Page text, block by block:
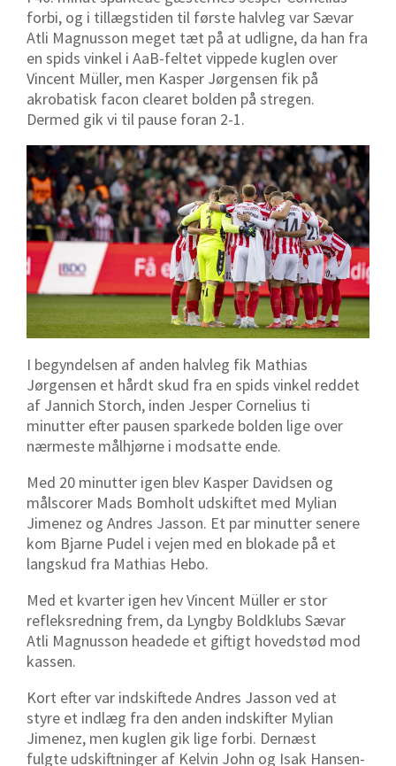
forbi, og i tillægstiden til første halvleg var Sævar
Atli Magnusson meget tæt på at udligne, da han fra
en spids vinkel i AaB-feltet vippede kuglen over
Vincent Müller, men Kasper Jørgensen fik på
akrobatisk facon clearet bolden på stregen.
Dermed gik vi til pause foran 2-1.
I begyndelsen af anden halvleg fik Mathias
Jørgensen et hårdt skud fra en spids vinkel reddet
af Jannich Storch, inden Jesper Cornelius ti
minutter efter pausen sparkede bolden lige over
nærmeste målhjørne i modsatte ende.
Med 20 minutter igen blev Kasper Davidsen og
målscorer Mads Bomholt udskiftet med Mylian
Jimenez og Andres Jasson. Et par minutter senere
kom Bjarne Pudel i vejen med en blokade på et
langskud fra Mathias Hebo.
Med et kvarter igen hev Vincent Müller er stor
refleksredning frem, da Lyngby Boldklubs Sævar
Atli Magnusson headede et giftigt hovedstød mod
kassen.
Kort efter var indskiftede Andres Jasson ved at
styre et indlæg fra den anden indskifter Mylian
Jimenez, men kuglen gik lige forbi. Dernæst
fulgte udskiftninger af Kelvin John og Isak Hansen-